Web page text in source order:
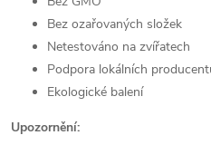
Bez ozařovaných složek
Netestováno na zvířatech
Podpora lokálních
Ekologické balení
Upozornění: